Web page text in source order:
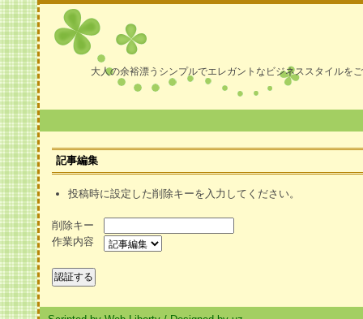
大人の余裕漂うシンプルでエレガントなビジネススタイルを
記事編集
投稿時に設定した削除キーを入力してください。
削除キー
作業内容